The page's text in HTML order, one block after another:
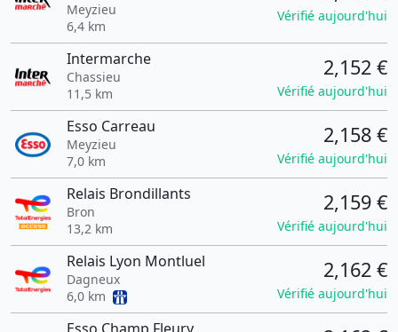
Meyzieu
6,4 km
Vérifié aujourd'hui
Intermarche
Chassieu
11,5 km
2,152 €
Vérifié aujourd'hui
Esso Carreau
Meyzieu
7,0 km
2,158 €
Vérifié aujourd'hui
Relais Brondillants
Bron
13,2 km
2,159 €
Vérifié aujourd'hui
Relais Lyon Montluel
Dagneux
6,0 km
2,162 €
Vérifié aujourd'hui